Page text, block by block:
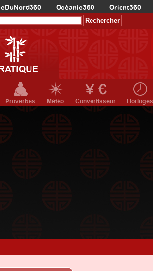
Océanie360 Orient360
Proverbes Météo Convertisseur Horloges